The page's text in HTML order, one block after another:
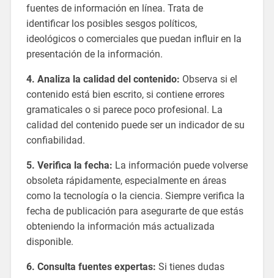
fuentes de información en línea. Trata de
identificar los posibles sesgos políticos,
ideológicos o comerciales que puedan influir en la
presentación de la información.
4. Analiza la calidad del contenido: Observa si el
contenido está bien escrito, si contiene errores
gramaticales o si parece poco profesional. La
calidad del contenido puede ser un indicador de su
confiabilidad.
5. Verifica la fecha: La información puede volverse
obsoleta rápidamente, especialmente en áreas
como la tecnología o la ciencia. Siempre verifica la
fecha de publicación para asegurarte de que estás
obteniendo la información más actualizada
disponible.
6. Consulta fuentes expertas: Si tienes dudas